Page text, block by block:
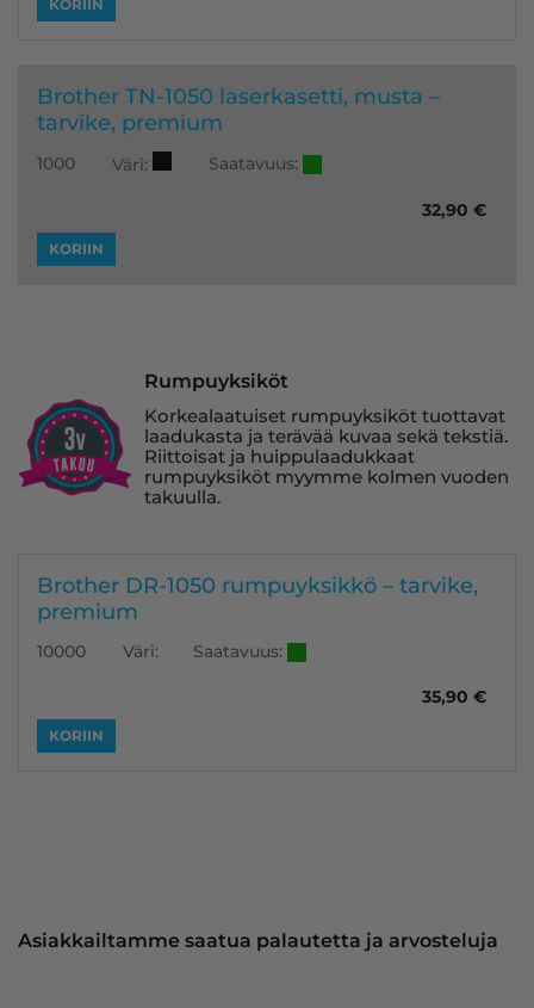
KORIIN
Brother TN-1050 laserkasetti, musta –
tarvike, premium
1000 Väri: Saatavuus:
32,90€
KORIIN
Rumpuyksiköt
Korkealaatuiset rumpuyksiköt tuottavat
laadukasta ja terävää kuvaa sekä tekstiä.
Riittoisat ja huippulaadukkaat
rumpuyksiköt myymme kolmen vuoden
takuulla.
Brother DR-1050 rumpuyksikkö – tarvike,
premium
10000 Väri: Saatavuus:
35,90€
KORIIN
Asiakkailtamme saatua palautetta ja arvosteluja